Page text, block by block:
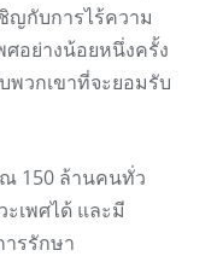
ญกับการไร้ความ
ศอย่างน้อยหนึ่งครั้ง
พวกเขาที่จะยอมรับ
150 ล้านคนทั่ว
เพศได้ และมี
ารรักษา